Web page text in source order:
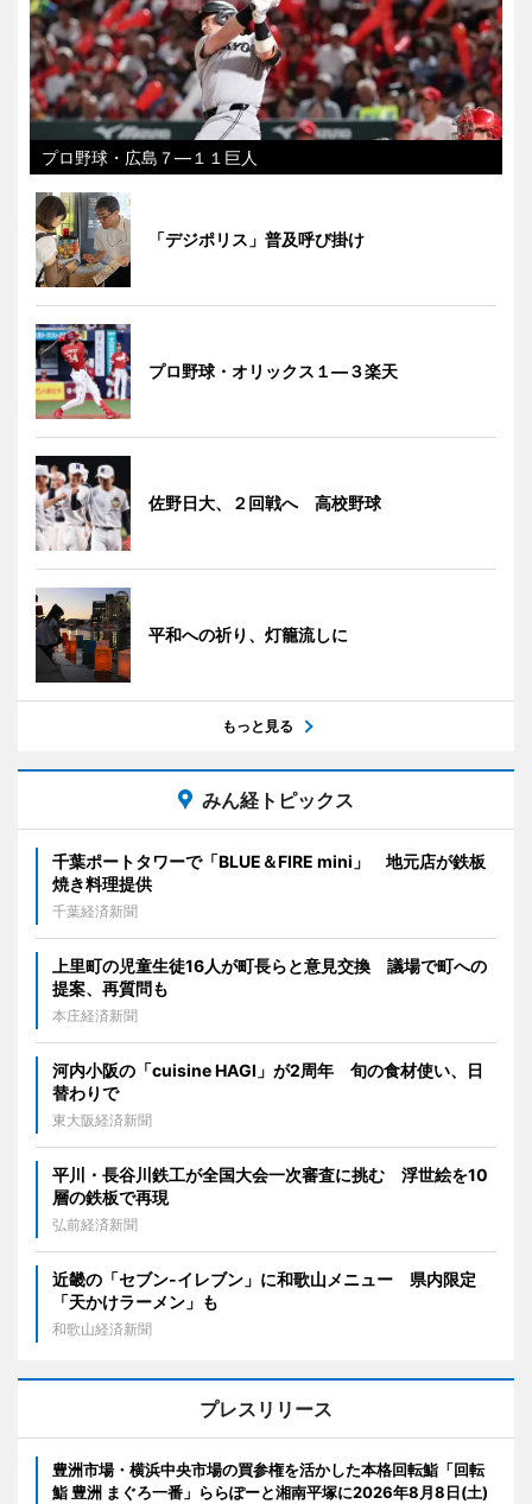
プロ野球・広島７―１１巨人
「デジポリス」普及呼び掛け
プロ野球・オリックス１―３楽天
佐野日大、２回戦へ 高校野球
平和への祈り、灯籠流しに
もっと見る
みん経トピックス
千葉ポートタワーで「BLUE＆FIRE mini」 地元店が鉄板
焼き料理提供
千葉経済新聞
上里町の児童生徒16人が町長らと意見交換 議場で町への
提案、再質問も
本庄経済新聞
河内小阪の「cuisine HAGI」が2周年 旬の食材使い、日
替わりで
東大阪経済新聞
平川・長谷川鉄工が全国大会一次審査に挑む 浮世絵を10
層の鉄板で再現
弘前経済新聞
近畿の「セブン-イレブン」に和歌山メニュー 県内限定
「天かけラーメン」も
和歌山経済新聞
プレスリリース
豊洲市場・横浜中央市場の買参権を活かした本格回転鮨「回転
鮨 豊洲 まぐろ一番」ららぽーと湘南平塚に2026年8月8日(土)